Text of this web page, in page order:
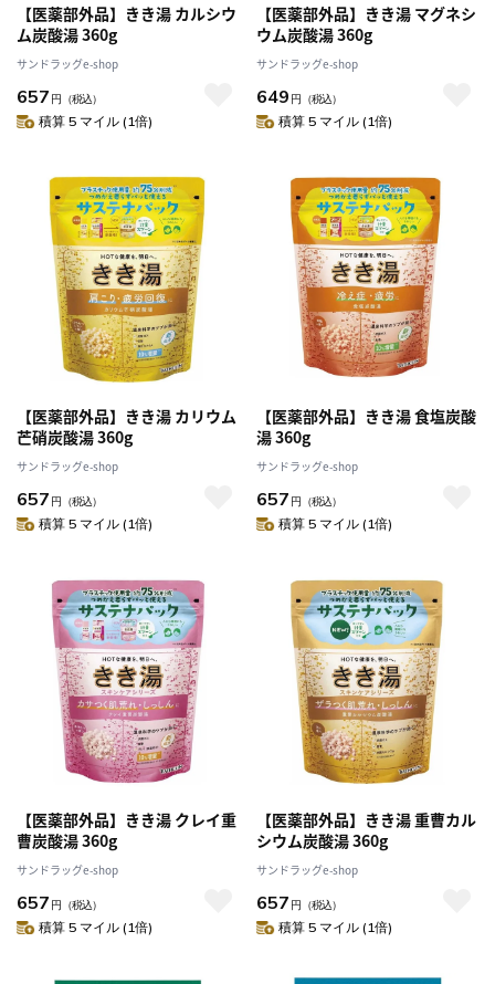
【医薬部外品】きき湯 カルシウ
ム炭酸湯 360g
サンドラッグe-shop
657 円 （税込）
積算 5 マイル (1倍)
【医薬部外品】きき湯 マグネシ
ウム炭酸湯 360g
サンドラッグe-shop
649 円 （税込）
積算 5 マイル (1倍)
【医薬部外品】きき湯 カリウム
芒硝炭酸湯 360g
サンドラッグe-shop
657 円 （税込）
積算 5 マイル (1倍)
【医薬部外品】きき湯 食塩炭酸
湯 360g
サンドラッグe-shop
657 円 （税込）
積算 5 マイル (1倍)
【医薬部外品】きき湯 クレイ重
曹炭酸湯 360g
サンドラッグe-shop
657 円 （税込）
積算 5 マイル (1倍)
【医薬部外品】きき湯 重曹カル
シウム炭酸湯 360g
サンドラッグe-shop
657 円 （税込）
積算 5 マイル (1倍)